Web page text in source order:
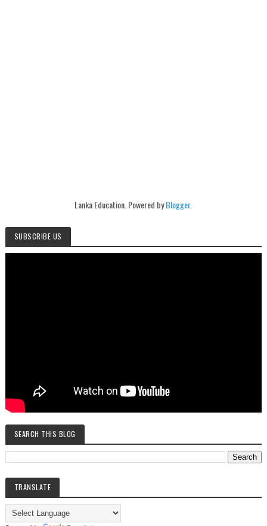
Lanka Education. Powered byBlogger.
SUBSCRIBE US
SEARCH THIS BLOG
TRANSLATE